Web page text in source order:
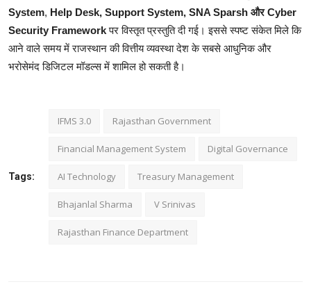
System, Help Desk, Support System, SNA Sparsh और Cyber
Security Frameworkपर विस्तृत प्रस्तुति दी गई। इससे स्पष्ट संकेत मिले कि
आने वाले समय में राजस्थान की वित्तीय व्यवस्था देश के सबसे आधुनिक और
भरोसेमंद डिजिटल मॉडल्स में शामिल हो सकती है।
Tags:
IFMS 3.0 Rajasthan Government
Financial Management System Digital Governance
AI Technology Treasury Management
Bhajanlal Sharma V Srinivas
Rajasthan Finance Department